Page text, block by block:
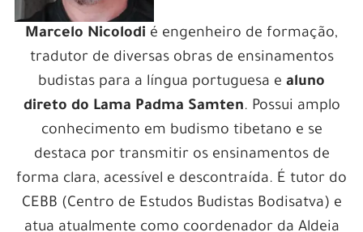
Marcelo Nicolodi é engenheiro de formação,
tradutor de diversas obras de ensinamentos
budistas para a língua portuguesa e aluno
direto do Lama Padma Samten. Possui amplo
conhecimento em budismo tibetano e se
destaca por transmitir os ensinamentos de
forma clara, acessível e descontraída. É tutor do
CEBB (Centro de Estudos Budistas Bodisatva) e
atua atualmente como coordenador da Aldeia